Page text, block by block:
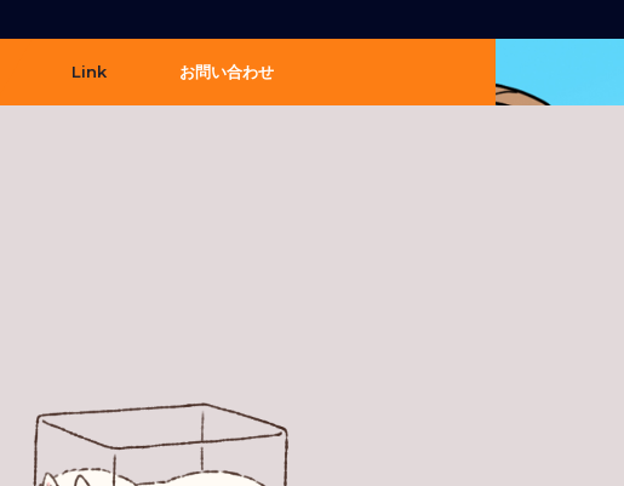
Link お問い合わせ